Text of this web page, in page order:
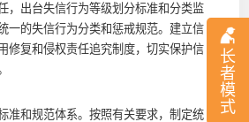
长
者
模
式
，出台失信行为等级划分标准和分类监
一的失信行为分类和惩戒规范。建立信
修复和侵权责任追究制度，切实保护信
和规范体系。按照有关要求，制定统